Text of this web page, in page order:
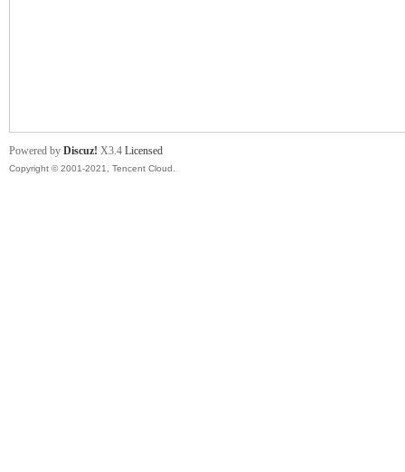
Powered by Discuz! X3.4 Licensed
Copyright © 2001-2021, Tencent Cloud.